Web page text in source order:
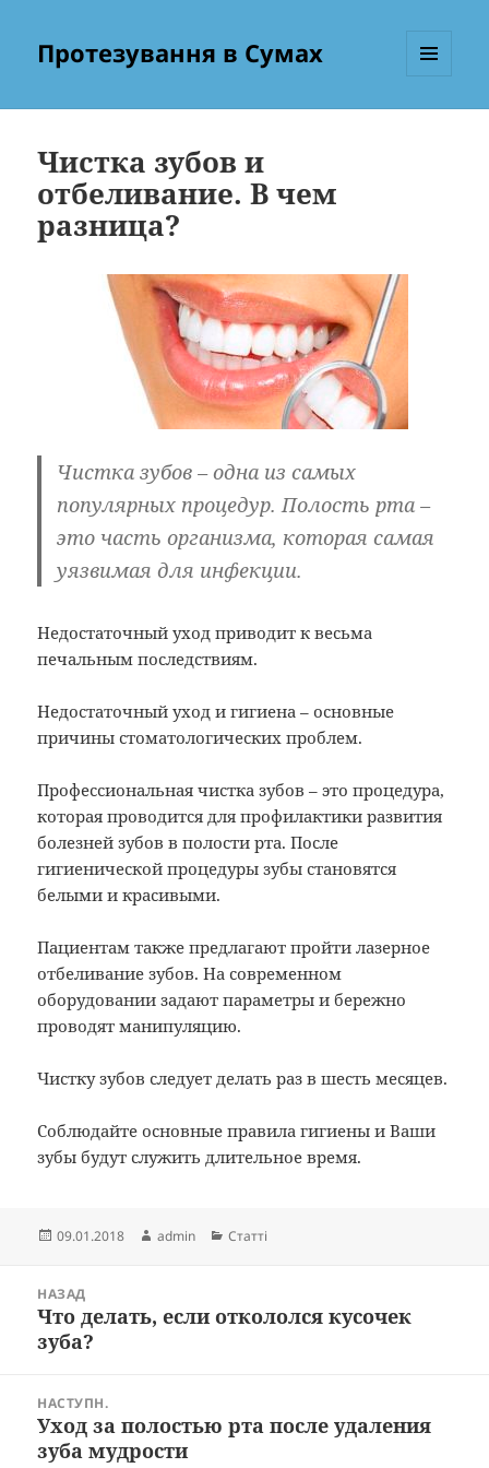
Протезування в Сумах
Чистка зубов и
отбеливание. В чем
разница?
Чистка зубов – одна из самых
популярных процедур. Полость рта –
это часть организма, которая самая
уязвимая для инфекции.
Недостаточный уход приводит к весьма
печальным последствиям.
Недостаточный уход и гигиена – основные
причины стоматологических проблем.
Профессиональная чистка зубов – это процедура,
которая проводится для профилактики развития
болезней зубов в полости рта. После
гигиенической процедуры зубы становятся
белыми и красивыми.
Пациентам также предлагают пройти лазерное
отбеливание зубов. На современном
оборудовании задают параметры и бережно
проводят манипуляцию.
Чистку зубов следует делать раз в шесть месяцев.
Соблюдайте основные правила гигиены и Ваши
зубы будут служить длительное время.
Опубліковано
09.01.2018 Автор
admin Категорії
Статті
записівНАЗАД
Попередній
запис:
Что делать, если откололся кусочек
зуба?
НАСТУПН.
Наступний
запис:
Уход за полостью рта после удаления
зуба мудрости